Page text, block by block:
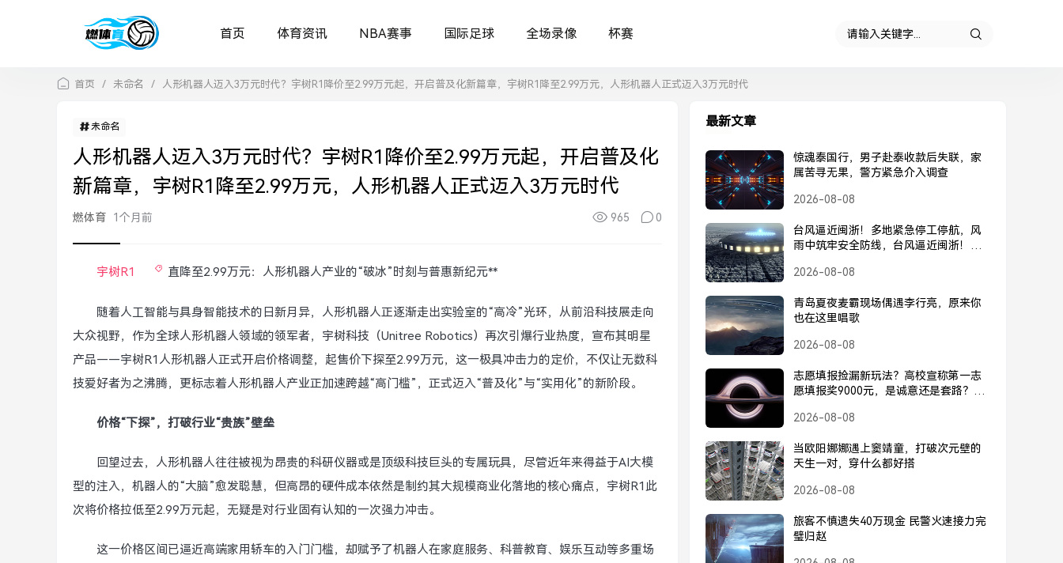
首页 体育资讯 NBA赛事 国际足球 全场录像 杯赛
首页 / 未命名 / 人形机器人迈入3万元时代？宇树R1降价至2.99万元起，开启普及化新篇章，宇树R1降至2.99万元，人形机器人正式迈入3万元时代
未命名
人形机器人迈入3万元时代？宇树R1降价至2.99万元起，开启普及化
新篇章，宇树R1降至2.99万元，人形机器人正式迈入3万元时代
燃体育 1个月前 965 0
宇树R1 直降至2.99万元：人形机器人产业的“破冰”时刻与普惠新纪元**
随着人工智能与具身智能技术的日新月异，人形机器人正逐渐走出实验室的“高冷”光环，从前沿科技展走向
大众视野，作为全球人形机器人领域的领军者，宇树科技（Unitree Robotics）再次引爆行业热度，宣布其明星
产品——宇树R1人形机器人正式开启价格调整，起售价下探至2.99万元，这一极具冲击力的定价，不仅让无数科
技爱好者为之沸腾，更标志着人形机器人产业正加速跨越“高门槛”，正式迈入“普及化”与“实用化”的新阶段。
价格“下探”，打破行业“贵族”壁垒
回望过去，人形机器人往往被视为昂贵的科研仪器或是顶级科技巨头的专属玩具，尽管近年来得益于AI大模
型的注入，机器人的“大脑”愈发聪慧，但高昂的硬件成本依然是制约其大规模商业化落地的核心痛点，宇树R1此
次将价格拉低至2.99万元起，无疑是对行业固有认知的一次强力冲击。
这一价格区间已逼近高端家用轿车的入门门槛，却赋予了机器人在家庭服务、科普教育、娱乐互动等多重场
最新文章
惊魂泰国行，男子赴泰收款后失联，家
属苦寻无果，警方紧急介入调查
2026-08-08
台风逼近闽浙！多地紧急停工停航，风
雨中筑牢安全防线，台风逼近闽浙！多
2026-08-08
青岛夏夜麦霸现场偶遇李行亮，原来你
也在这里唱歌
2026-08-08
志愿填报捡漏新玩法？高校宣称第一志
愿填报奖9000元，是诚意还是套路？高
套路？
2026-08-08
当欧阳娜娜遇上窦靖童，打破次元壁的
天生一对，穿什么都好搭
2026-08-08
旅客不慎遗失40万现金 民警火速接力完
璧归赵